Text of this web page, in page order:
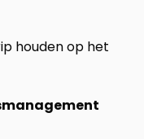
houden op het